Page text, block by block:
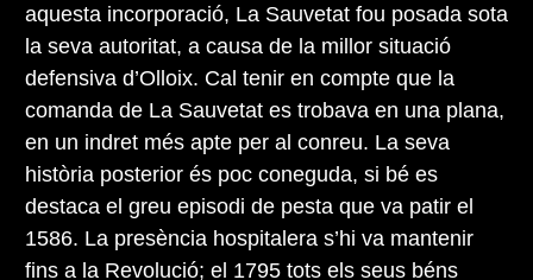
aquesta incorporació, La Sauvetat fou posada sota
la seva autoritat, a causa de la millor situació
defensiva d’Olloix. Cal tenir en compte que la
comanda de La Sauvetat es trobava en una plana,
en un indret més apte per al conreu. La seva
història posterior és poc coneguda, si bé es
destaca el greu episodi de pesta que va patir el
1586. La presència hospitalera s’hi va mantenir
fins a la Revolució; el 1795 tots els seus béns